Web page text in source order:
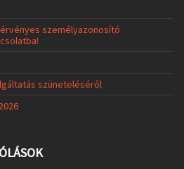
személyazonosító
szüneteléséről